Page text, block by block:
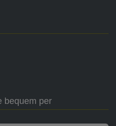
bequem per